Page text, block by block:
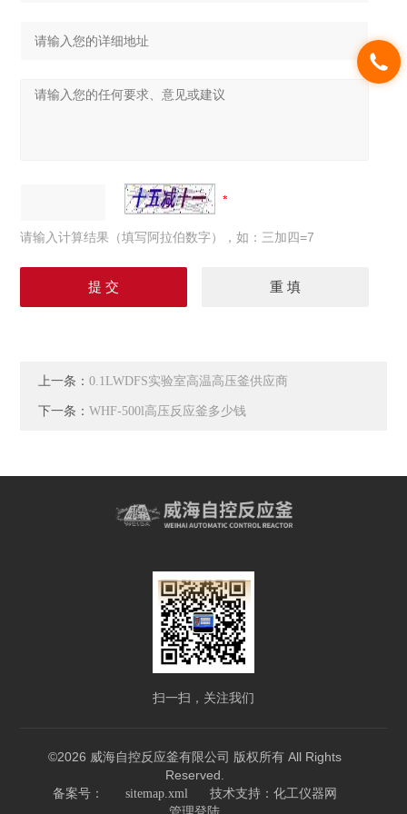
请输入计算结果（填写阿拉伯数字），如：三加四=7
上一条：0.1LWDFS实验室高温高压釜供应商
下一条：WHF-500l高压反应釜多少钱
扫一扫，关注我们
©2026 威海自控反应釜有限公司 版权所有 All Rights
Reserved.
备案号： sitemap.xml 技术支持： 化工仪器网